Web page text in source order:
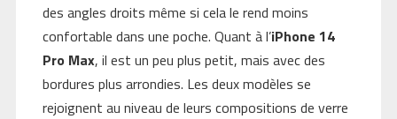
des angles droits même si cela le rend moins
confortable dans une poche. Quant à l’iPhone 14
Pro Max, il est un peu plus petit, mais avec des
bordures plus arrondies. Les deux modèles se
rejoignent au niveau de leurs compositions de verre